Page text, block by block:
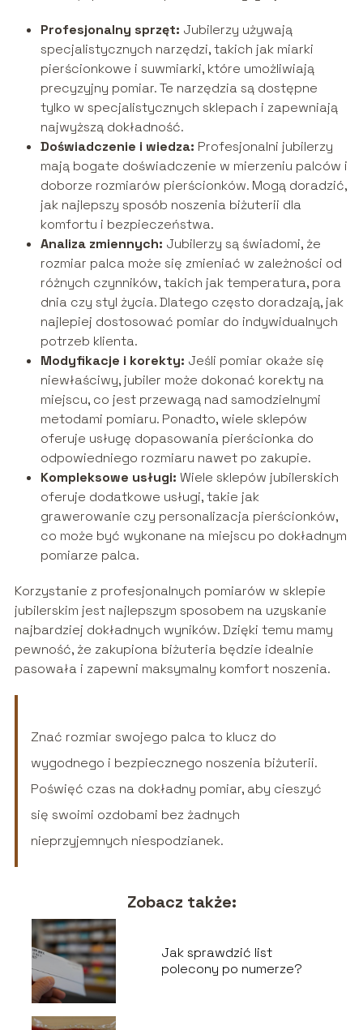
Profesjonalny sprzęt: Jubilerzy używają
specjalistycznych narzędzi, takich jak miarki
pierścionkowe i suwmiarki, które umożliwiają
precyzyjny pomiar. Te narzędzia są dostępne
tylko w specjalistycznych sklepach i zapewniają
najwyższą dokładność.
Doświadczenie i wiedza: Profesjonalni jubilerzy
mają bogate doświadczenie w mierzeniu palców i
doborze rozmiarów pierścionków. Mogą doradzić,
jak najlepszy sposób noszenia biżuterii dla
komfortu i bezpieczeństwa.
Analiza zmiennych: Jubilerzy są świadomi, że
rozmiar palca może się zmieniać w zależności od
różnych czynników, takich jak temperatura, pora
dnia czy styl życia. Dlatego często doradzają, jak
najlepiej dostosować pomiar do indywidualnych
potrzeb klienta.
Modyfikacje i korekty: Jeśli pomiar okaże się
niewłaściwy, jubiler może dokonać korekty na
miejscu, co jest przewagą nad samodzielnymi
metodami pomiaru. Ponadto, wiele sklepów
oferuje usługę dopasowania pierścionka do
odpowiedniego rozmiaru nawet po zakupie.
Kompleksowe usługi: Wiele sklepów jubilerskich
oferuje dodatkowe usługi, takie jak
grawerowanie czy personalizacja pierścionków,
co może być wykonane na miejscu po dokładnym
pomiarze palca.
Korzystanie z profesjonalnych pomiarów w sklepie
jubilerskim jest najlepszym sposobem na uzyskanie
najbardziej dokładnych wyników. Dzięki temu mamy
pewność, że zakupiona biżuteria będzie idealnie
pasowała i zapewni maksymalny komfort noszenia.
Znać rozmiar swojego palca to klucz do
wygodnego i bezpiecznego noszenia biżuterii.
Poświęć czas na dokładny pomiar, aby cieszyć
się swoimi ozdobami bez żadnych
nieprzyjemnych niespodzianek.
Zobacz także:
Jak sprawdzić list
polecony po numerze?